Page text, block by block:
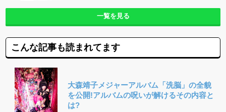
一覧を見る
こんな記事も読まれてます
大森靖子メジャーアルバム「洗脳」の全貌
を公開!アルバムの呪いが解けるその内容と
は?